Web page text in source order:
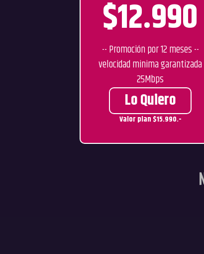
$12.990
-- Promoción por 12 meses --
velocidad minima garantizada
25Mbps
Lo Quiero
Valor plan $15.990.-